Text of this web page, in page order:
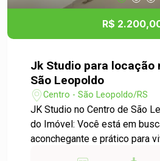
uma visita, entre em contato
conhecer seu novo lar!
R$
Jk Studio para locação
São Leopoldo
Centro - São Leopoldo/RS
JK Studio no Centro de São Leopoldo
do Imóvel: Você está em busca de um espaço
aconchegante e prático para